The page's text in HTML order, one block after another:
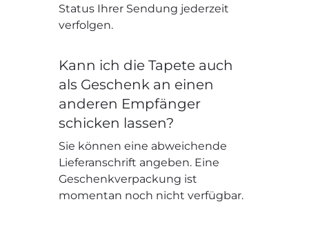
Status Ihrer Sendung jederzeit
verfolgen.
Kann ich die Tapete auch
als Geschenk an einen
anderen Empfänger
schicken lassen?
Sie können eine abweichende
Lieferanschrift angeben. Eine
Geschenkverpackung ist
momentan noch nicht verfügbar.